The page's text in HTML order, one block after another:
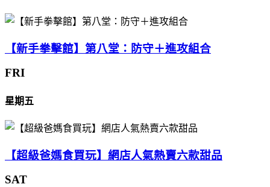
【新手拳擊館】第八堂：防守＋進攻組合
FRI
星期五
【超級爸媽食買玩】網店人氣熱賣六款甜品
SAT